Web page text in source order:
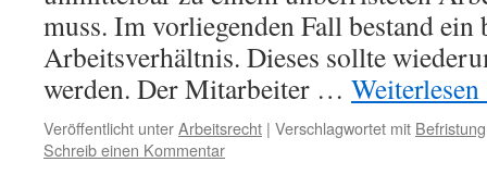
muss. Im vorliegenden Fall bestand ein
Arbeitsverhältnis. Dieses sollte
werden. Der Mitarbeiter … Weiterlesen
Veröffentlicht unterArbeitsrecht | Verschlagwortet mit Befristung
Schreib einen Kommentar